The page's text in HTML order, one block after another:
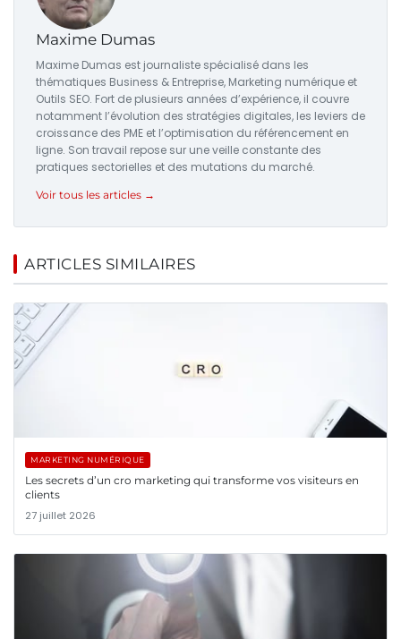
Maxime Dumas
Maxime Dumas est journaliste spécialisé dans les
thématiques Business & Entreprise, Marketing numérique et
Outils SEO. Fort de plusieurs années d’expérience, il couvre
notamment l’évolution des stratégies digitales, les leviers de
croissance des PME et l’optimisation du référencement en
ligne. Son travail repose sur une veille constante des
pratiques sectorielles et des mutations du marché.
Voir tous les articles →
ARTICLES SIMILAIRES
MARKETING NUMÉRIQUE
Les secrets d’un cro marketing qui transforme vos visiteurs en
clients
27 juillet 2026